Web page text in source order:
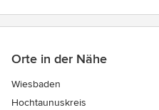
Orte in der Nähe
Wiesbaden
Hochtaunuskreis